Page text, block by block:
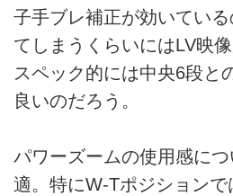
子手ブレ補正が効いてい
てしまうくらいにはLV映
スペック的には中央6段と
良いのだろう。
パワーズームの使用感に
適。特にW-Tポジションで